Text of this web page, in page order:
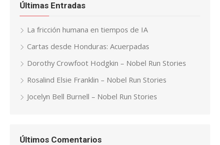
Últimas Entradas
La fricción humana en tiempos de IA
Cartas desde Honduras: Acuerpadas
Dorothy Crowfoot Hodgkin – Nobel Run Stories
Rosalind Elsie Franklin – Nobel Run Stories
Jocelyn Bell Burnell – Nobel Run Stories
Últimos Comentarios